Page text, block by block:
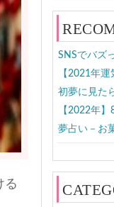
る
SNSでバズ
【2021年
初夢に見た
【2022年
夢占い－お